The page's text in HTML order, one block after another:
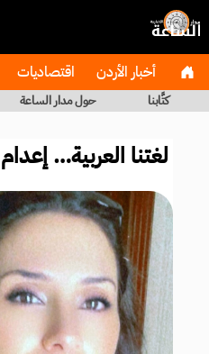
أخبار الأردن اقتصاديات
كتَّابنا حول مدار الساعة
لغتنا العربية…